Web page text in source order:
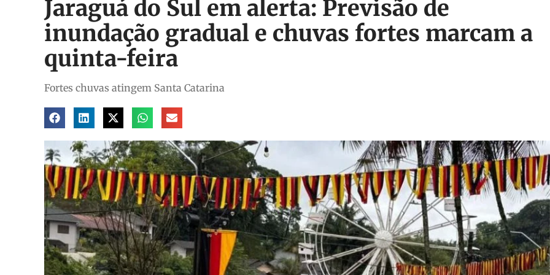
Jaraguá do Sul em alerta: Previsão de
inundação gradual e chuvas fortes marcam a
quinta-feira
Fortes chuvas atingem Santa Catarina